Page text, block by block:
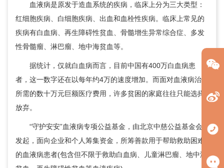
血液病是原发于造血系统的疾病，临床上分为三大类型：
红细胞疾病、白细胞疾病、出血和血栓性疾病。临床上常见的
疾病有白血病、再生障碍性贫血、骨髓增生异常综合症、多发
性骨髓瘤、淋巴瘤、地中海贫血等。
据统计，仅就白血病而言，目前中国有400万白血病患
者，这一数字还在以每年约4万的速度增加。而面对血液病治疗
所需的数十万元巨额医疗费用，许多贫困的家庭往往只能选择
放弃。
“守护安安”血液病专项公益基金，由北京中慈公益基金会
发起，面向企业和个人筹集资金，所筹善款用于帮助救助困难
的血液病患者(包含但不限于救助白血病、儿童淋巴瘤、地中海